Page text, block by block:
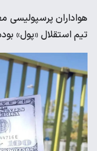
هواداران پرسپولیسی
تیم استقلال «پول»